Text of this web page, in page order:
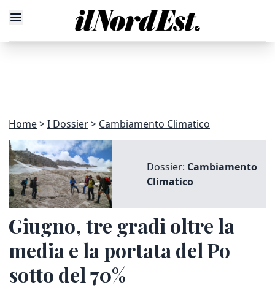
Home I Dossier Cambiamento Climatico
Dossier: Cambiamento
Climatico
Giugno, tre gradi oltre la
media e la portata del Po
sotto del 70%